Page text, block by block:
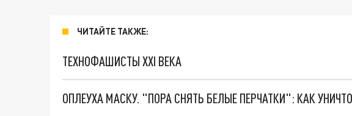
ЧИТАЙТЕ ТАКЖЕ:
ТЕХНОФАШИСТЫ XXI ВЕКА
ОПЛЕУХА МАСКУ. "ПОРА СНЯТЬ БЕЛЫЕ ПЕРЧАТКИ": КАК